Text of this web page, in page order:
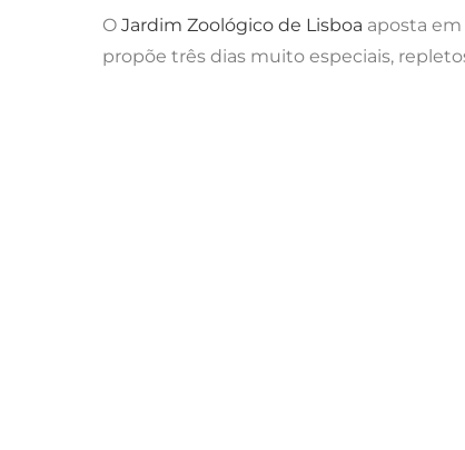
O Jardim Zoológico de Lisboa aposta em
propõe três dias muito especiais,